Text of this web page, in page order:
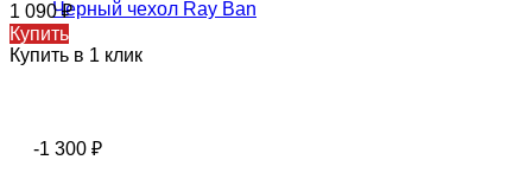
1 090₽
Купить
Купить в 1 клик
-1 300 ₽